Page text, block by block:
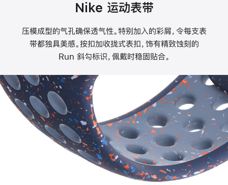
Nike 运动表带
压模成型的气孔确保透气性。特别加入的彩屑，令每支表
带都独具美感。按扣加收拢式表扣，饰有精致蚀刻的
Run 斜勾标识，佩戴时稳固贴合。